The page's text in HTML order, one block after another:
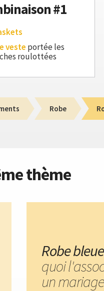
#1
veste portée les
roulottées
Robe
thème
Robe bleue
quoi
un